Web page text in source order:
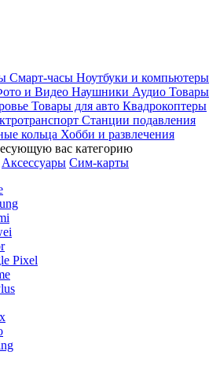
Смарт-часы Ноутбуки и компьютеры
и Видео Наушники Аудио Товары
Товары для авто Квадрокоптеры
Станции подавления
кольца Хобби и развлечения
вас категорию
Аксессуары Сим-карты
Pixel